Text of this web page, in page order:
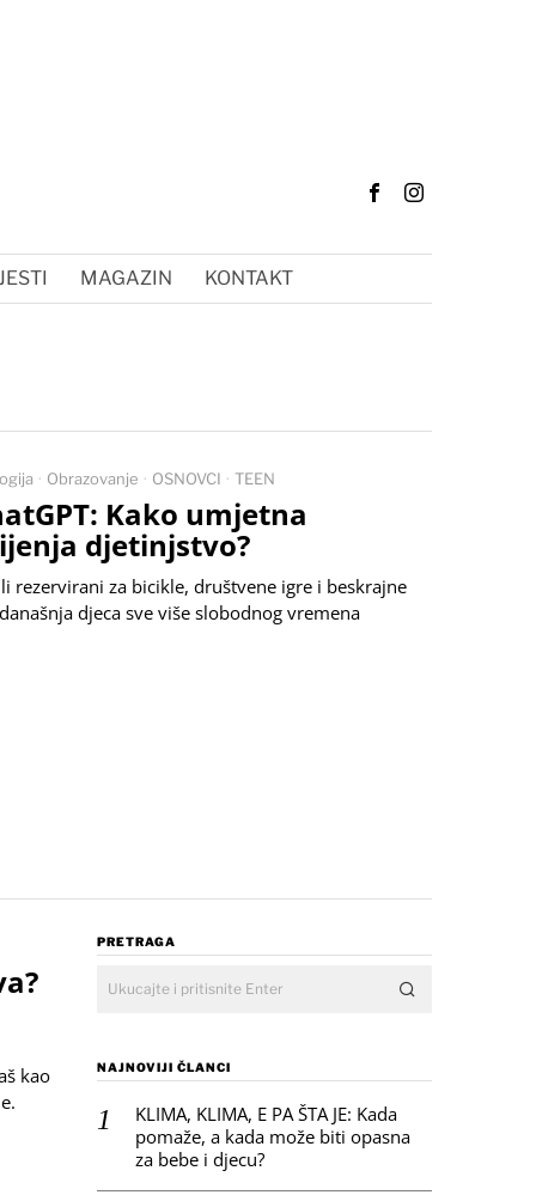
MAGAZIN KONTAKT
· Obrazovanje · OSNOVCI · TEEN
Kako umjetna
djetinjstvo?
rezervirani za bicikle, društvene igre i beskrajne
djeca sve više slobodnog vremena
kao
PRETRAGA
NAJNOVIJI ČLANCI
KLIMA, KLIMA, E PA ŠTA JE: Kada
pomaže, a kada može biti opasna
za bebe i djecu?